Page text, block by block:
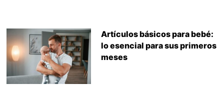
Artículos básicos para bebé:
lo esencial para sus primeros
meses